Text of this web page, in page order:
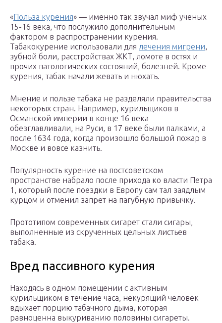
«Польза курения» — именно так звучал миф ученых
15-16 века, что послужило дополнительным
фактором в распространении курения.
Табакокурение использовали для лечения мигрени,
зубной боли, расстройствах ЖКТ, ломоте в остях и
прочих патологических состояний, болезней. Кроме
курения, табак начали жевать и нюхать.
Мнение и пользе табака не разделяли правительства
некоторых стран. Например, курильщиков в
Османской империи в конце 16 века
обезглавливали, на Руси, в 17 веке были палками, а
после 1634 года, когда произошло большой пожар в
Москве и вовсе казнить.
Популярность курение на постсоветском
пространстве набрало после прихода ко власти Петра
1, который после поездки в Европу сам тал заядлым
курцом и отменил запрет на пагубную привычку.
Прототипом современных сигарет стали сигары,
выполненные из скрученных цельных листьев
табака.
Вред пассивного курения
Находясь в одном помещении с активным
курильщиком в течение часа, некурящий человек
вдыхает порцию табачного дыма, которая
равноценна выкуриванию половины сигареты.